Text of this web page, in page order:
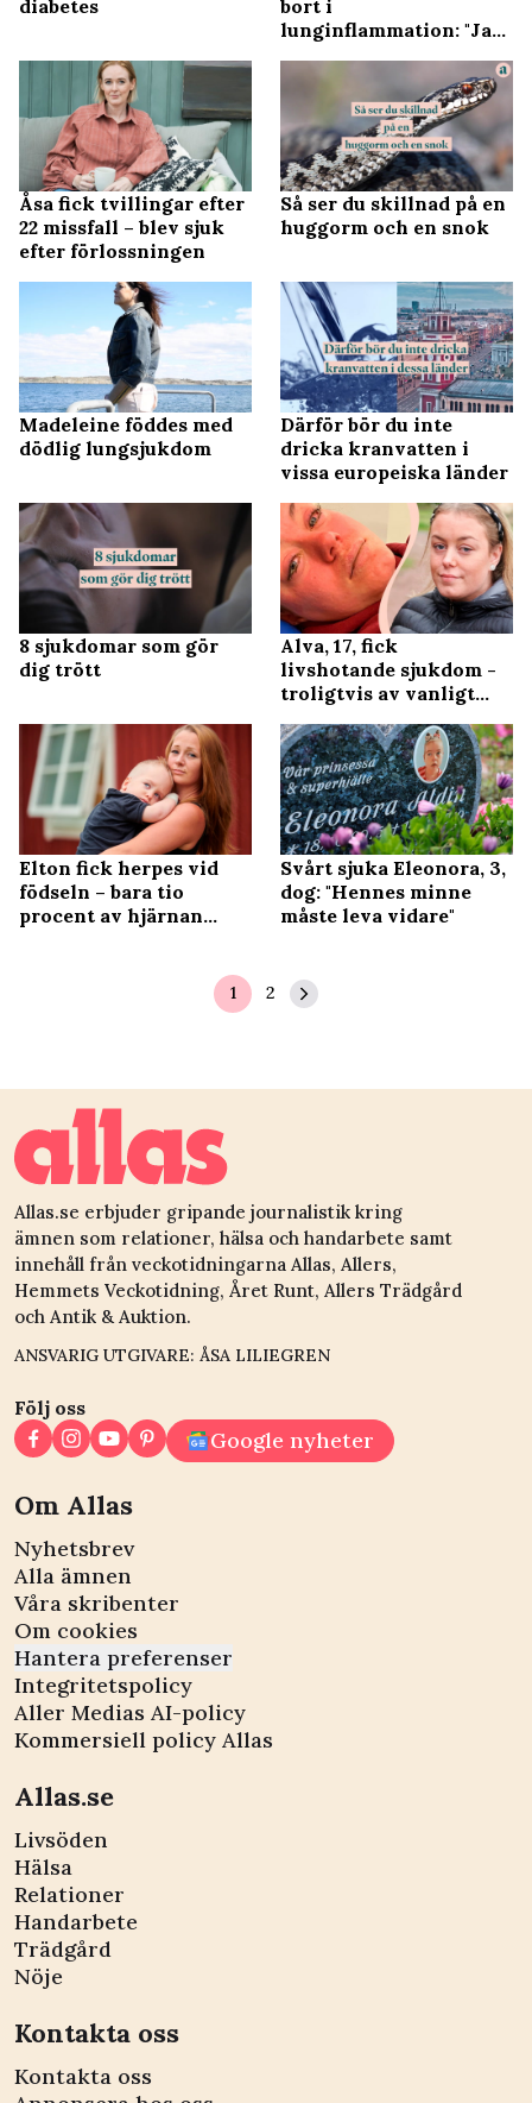
diabetes
bort i
lunginflammation: "Jag
Åsa fick tvillingar efter
22 missfall – blev sjuk
efter förlossningen
Så ser du skillnad på en
huggorm och en snok
Madeleine föddes med
dödlig lungsjukdom
Därför bör du inte
dricka kranvatten i
vissa europeiska länder
8 sjukdomar som gör
dig trött
Alva, 17, fick
livshotande sjukdom -
troligtvis av vanligt
Elton fick herpes vid
födseln – bara tio
procent av hjärnan
Svårt sjuka Eleonora, 3,
dog: "Hennes minne
måste leva vidare"
1 2
Allas.se erbjuder gripande journalistik kring
ämnen som relationer, hälsa och handarbete samt
innehåll från veckotidningarna Allas, Allers,
Hemmets Veckotidning, Året Runt, Allers Trädgård
och Antik & Auktion.
ANSVARIG UTGIVARE: ÅSA LILIEGREN
Följ oss
Google nyheter
Om Allas
Nyhetsbrev
Alla ämnen
Våra skribenter
Om cookies
Hantera preferenser
Integritetspolicy
Aller Medias AI-policy
Kommersiell policy Allas
Allas.se
Livsöden
Hälsa
Relationer
Handarbete
Trädgård
Nöje
Kontakta oss
Kontakta oss